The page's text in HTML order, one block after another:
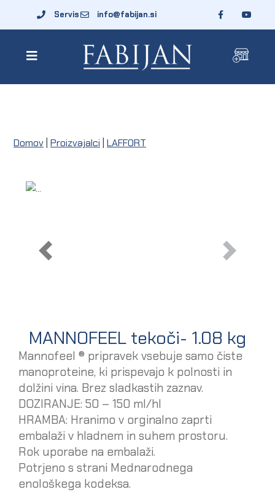
Servis info@fabijan.si
Domov Proizvajalci LAFFORT
MANNOFEEL tekoči- 1.08 kg
Mannofeel ® pripravek vsebuje samo čiste
manoproteine, ki prispevajo k polnosti in
dolžini vina. Brez sladkastih zaznav.
DOZIRANJE: 50 – 150 ml/hl
HRAMBA: Hranimo v orginalno zaprti
embalaži v hladnem in suhem prostoru.
Rok uporabe na embalaži.
Potrjeno s strani Mednarodnega
enološkega kodeksa.